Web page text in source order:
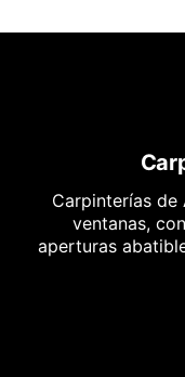
Carpinterías de
ventanas,
aperturas